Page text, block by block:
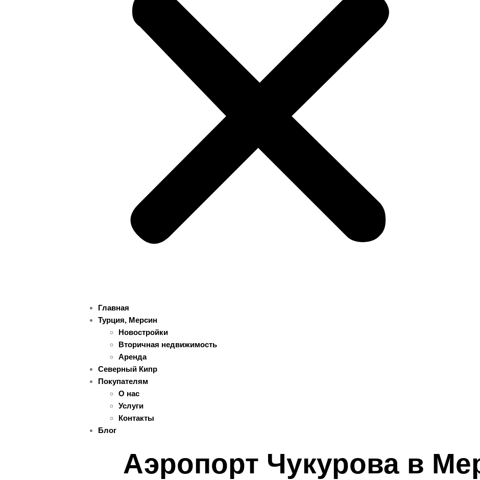
Главная
Турция, Мерсин
Новостройки
Вторичная недвижимость
Аренда
Северный Кипр
Покупателям
О нас
Услуги
Контакты
Блог
Аэропорт Чукурова в